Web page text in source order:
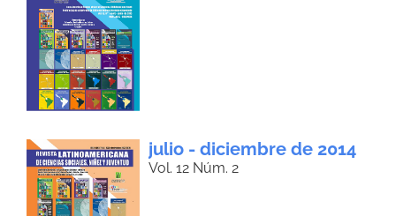
julio - diciembre de 2014
Vol. 12 Núm. 2